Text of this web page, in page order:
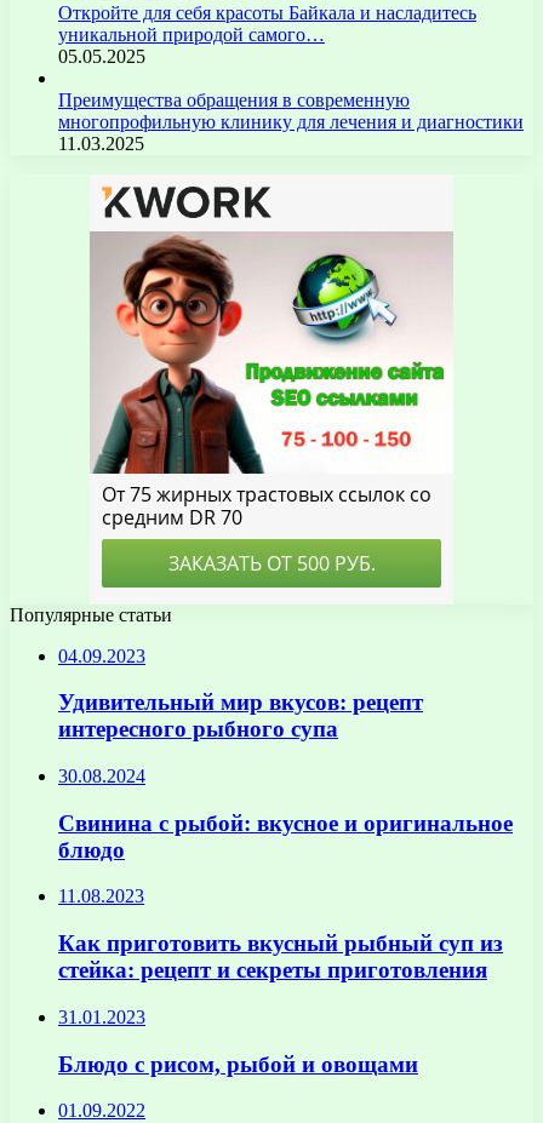
Откройте для себя красоты Байкала и насладитесь
уникальной природой самого…
05.05.2025
Преимущества обращения в современную
многопрофильную клинику для лечения и диагностики
11.03.2025
Популярные статьи
04.09.2023
Удивительный мир вкусов: рецепт
интересного рыбного супа
30.08.2024
Свинина с рыбой: вкусное и оригинальное
блюдо
11.08.2023
Как приготовить вкусный рыбный суп из
стейка: рецепт и секреты приготовления
31.01.2023
Блюдо с рисом, рыбой и овощами
01.09.2022